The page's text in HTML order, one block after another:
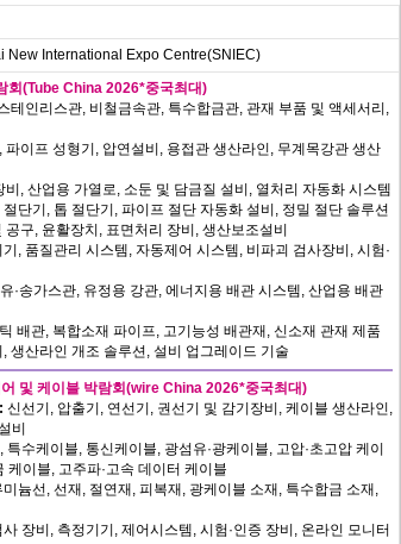
New International Expo Centre(SNIEC)
회(Tube China 2026*중국최대)
테인리스관, 비철금속관, 특수합금관, 관재 부품 및 액세서리,
파이프 성형기, 압연설비, 용접관 생산라인, 무계목강관 생산
비, 산업용 가열로, 소둔 및 담금질 설비, 열처리 자동화 시스템
단기, 톱 절단기, 파이프 절단 자동화 설비, 정밀 절단 솔루션
공구, 윤활장치, 표면처리 장비, 생산보조설비
기, 품질관리 시스템, 자동제어 시스템, 비파괴 검사장비, 시험·
·송가스관, 유정용 강관, 에너지용 배관 시스템, 산업용 배관
배관, 복합소재 파이프, 고기능성 배관재, 신소재 관재 제품
생산라인 개조 솔루션, 설비 업그레이드 기술
및 케이블 박람회(wire China 2026*중국최대)
신선기, 압출기, 연선기, 권선기 및 감기장비, 케이블 생산라인,
비
특수케이블, 통신케이블, 광섬유·광케이블, 고압·초고압 케이
케이블, 고주파·고속 데이터 케이블
미늄선, 선재, 절연재, 피복재, 광케이블 소재, 특수합금 소재,
사 장비, 측정기기, 제어시스템, 시험·인증 장비, 온라인 모니터